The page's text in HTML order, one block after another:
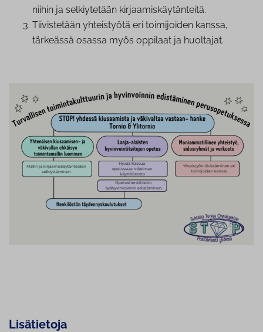
niihin ja sel­kiy­te­tään kir­jaa­mis­käy­tän­tei­tä.
Tii­vis­te­tään yhteistyötä eri toimijoiden kanssa,
tärkeässä osassa myös oppilaat ja huoltajat.
Lisätietoja